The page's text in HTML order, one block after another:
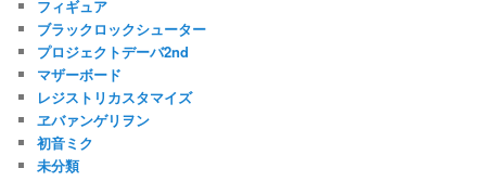
フィギュア
ブラックロックシューター
プロジェクトデーバ2nd
マザーボード
レジストリカスタマイズ
ヱバァンゲリヲン
初音ミク
未分類